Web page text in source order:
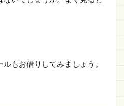
もお借りしてみましょう。